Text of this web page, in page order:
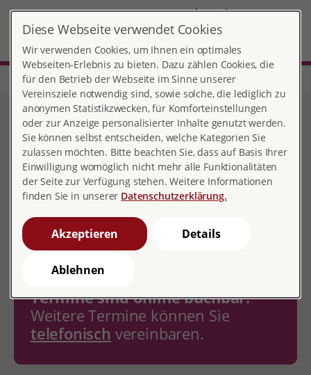
DE
Start Hessen Beratungsstelle Bad Hersfeld Terminbuchung
Terminbuchung
Sie haben keinen zeitlich
passenden Termin gefunden oder
das Thema, zu dem Sie einen
Termin benötigen, ist nicht
aufgelistet?
Termine sind online buchbar.
Weitere Termine können Sie
telefonisch vereinbaren.
Diese Webseite verwendet Cookies
Wir verwenden Cookies, um Ihnen ein optimales
Webseiten-Erlebnis zu bieten. Dazu zählen Cookies, die
für den Betrieb der Webseite im Sinne unserer
Vereinsziele notwendig sind, sowie solche, die lediglich zu
anonymen Statistikzwecken, für Komforteinstellungen
oder zur Anzeige personalisierter Inhalte genutzt werden.
Sie können selbst entscheiden, welche Kategorien Sie
zulassen möchten. Bitte beachten Sie, dass auf Basis Ihrer
Einwilligung womöglich nicht mehr alle Funktionalitäten
der Seite zur Verfügung stehen. Weitere Informationen
finden Sie in unserer Datenschutzerklärung.
Akzeptieren Details
Ablehnen